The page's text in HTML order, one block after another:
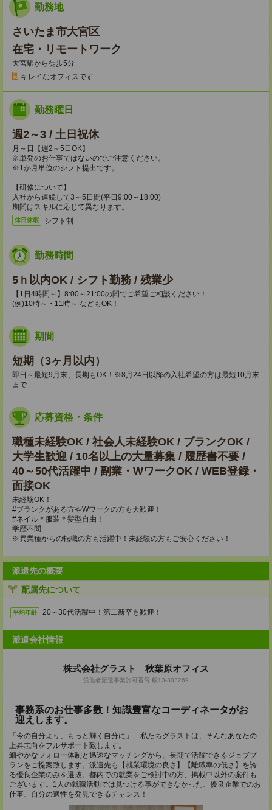
勤務地
さいたま市大宮区
在宅・リモートワーク
大宮駅から徒歩5分
キレイなオフィスです
勤務曜日
週2～3 / 土日祝休
月～日【週2～5日OK】
※単発のお仕事ではないのでご注意ください。
※1か月単位のシフト提出です。
【研修について】
入社から連続して3～5日間(平日9:00～18:00)
期間はスキルに応じて異なります。
休日休暇 シフト制
勤務時間
5ｈ以内OK / シフト勤務 / 残業少
【1日4時間～】8:00～21:00の間でご希望ご相談ください！
(例)10時～・11時～ などもOK！
期間
短期（3ヶ月以内）
即日～最短9月末、長期もOK！※8月24日以降の入社希望の方は最短10月末
まで
応募資格・条件
職種未経験OK / 社会人未経験OK / ブランクOK /
大学生歓迎 / 10名以上の大量募集 / 履歴書不要 /
40～50代活躍中 / 副業・WワークOK / WEB登録・
面接OK
未経験OK！
#ブランクがある方やWワークの方も大歓迎！
#ネイル＊服装＊髪型自由！
学歴不問
※異業種からの転職の方も活躍中！未経験の方もご安心ください！
派遣先の概要
配属先について
平均年齢 20～30代活躍中！第二新卒も歓迎！
派遣会社情報
株式会社グラスト 秋葉原オフィス
労働者派遣事業許可番号:般13-303269
事務系のお仕事多数！知識豊富なコーディネータがお
迎えします。
「今の自分より、もっと輝く自分に」…私たちグラストは、そんなあなたの
上昇志向をフルサポート致します。
細やかなフォロー体制と迅速なマッチングから、長期で活躍できるジョブプ
ランをご提案致します。派遣先も【就業環境の良さ】【離職率の低さ】を誇
る優良企業のみを選抜。都内での就業をご検討中の方、掲載中以外の案件も
ございます。1人の就職活動では見つける事ができなかった、優良企業でのお
仕事、自分の適性を発見できるチャンス！